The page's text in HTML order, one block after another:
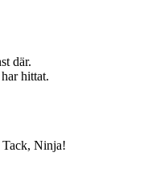
där.
hittat.
Tack, Ninja!